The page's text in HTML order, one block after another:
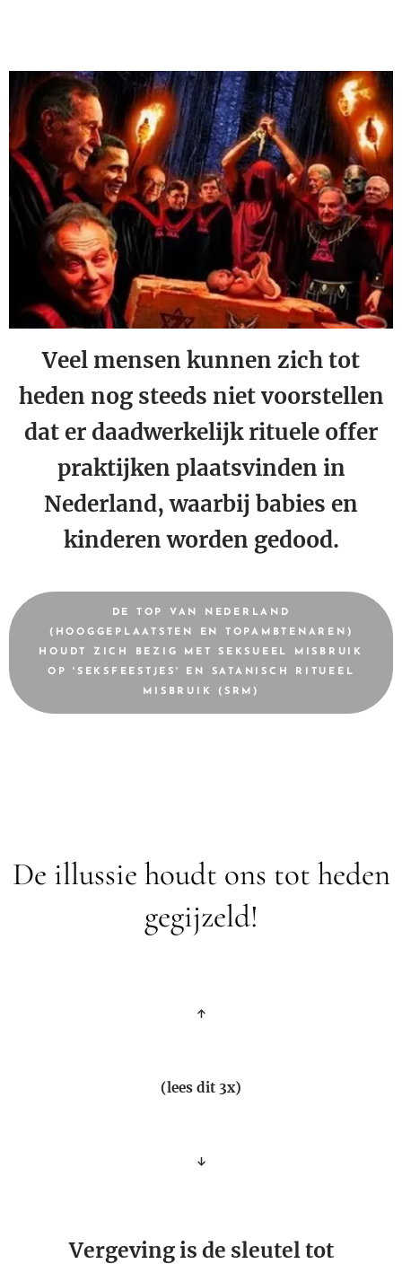
Veel mensen kunnen zich tot
heden nog steeds niet voorstellen
dat er daadwerkelijk rituele offer
praktijken plaatsvinden in
Nederland, waarbij babies en
kinderen worden gedood.
DE TOP VAN NEDERLAND
(HOOGGEPLAATSTEN EN TOPAMBTENAREN)
HOUDT ZICH BEZIG MET SEKSUEEL MISBRUIK
OP 'SEKSFEESTJES' EN SATANISCH RITUEEL
MISBRUIK (SRM)
De illussie houdt ons tot heden
gegijzeld!
↑
(lees dit 3x)
↓
Vergeving is de sleutel tot